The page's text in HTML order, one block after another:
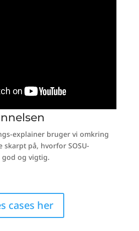
explainer bruger vi omkring
på, hvorfor SOSU-
god og vigtig.
cases her